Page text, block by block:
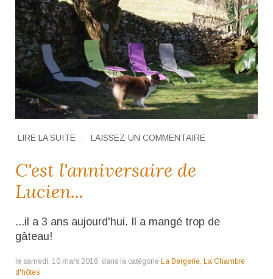
LIRE LA SUITE LAISSEZ UN COMMENTAIRE
C'est l'anniversaire de
Lucien...
...il a 3 ans aujourd'hui. Il a mangé trop de
gâteau!
le samedi, 10 mars 2018. dans la catégorie La Bergerie, La Chambre
d'hôtes